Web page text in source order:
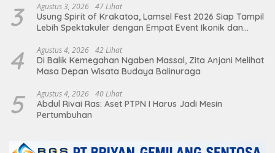
3 Agustus 3, 2026 47 Lihat
Usung Spirit of Krakatoa, Lamsel Fest 2026 Siap Tampil
Lebih Spektakuler dengan Empat Event Ikonik dan
4 Agustus 4, 2026 42 Lihat
Di Balik Kemegahan Ngaben Massal, Zita Anjani Melihat
Masa Depan Wisata Budaya Balinuraga
5 Agustus 4, 2026 40 Lihat
Abdul Rivai Ras: Aset PTPN I Harus Jadi Mesin
Pertumbuhan